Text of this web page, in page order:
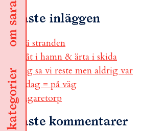
kategorier
om sara
Senaste inläggen
på stranden
båt i hamn & ärta i skida
jag sa vi reste men aldrig var
i dag = på väg
sågaretorp
Senaste kommentarer